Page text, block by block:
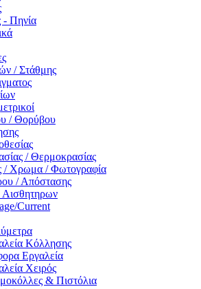
- Πηνία
/ Στάθμης
/ Θορύβου
/ Θερμοκρασίας
/ Χρωμα / Φωτογραφία
/ Απόστασης
Current
Κόλλησης
Εργαλεία
Χειρός
& Πιστόλια